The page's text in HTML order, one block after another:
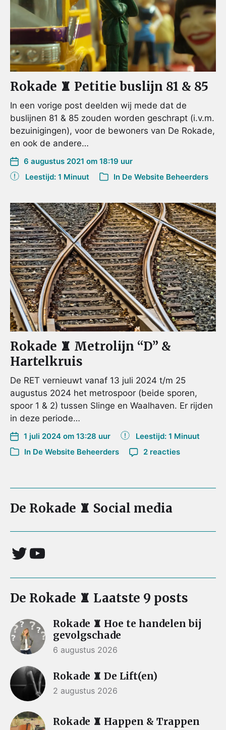
Rokade ♜ Petitie buslijn 81 & 85
In een vorige post deelden wij mede dat de
buslijnen 81 & 85 zouden worden geschrapt (i.v.m.
bezuinigingen), voor de bewoners van De Rokade,
en ook de andere…
6 augustus 2021 om 18:19 uur
Leestijd: 1 Minuut
In De Website Beheerders
Rokade ♜ Metrolijn “D” &
Hartelkruis
De RET vernieuwt vanaf 13 juli 2024 t/m 25
augustus 2024 het metrospoor (beide sporen,
spoor 1 & 2) tussen Slinge en Waalhaven. Er rijden
in deze periode…
1 juli 2024 om 13:28 uur
Leestijd: 1 Minuut
In De Website Beheerders 2 reacties
De Rokade ♜ Social media
De Rokade ♜ Laatste 9 posts
Rokade ♜ Hoe te handelen bij
gevolgschade
6 augustus 2026
Rokade ♜ De Lift(en)
2 augustus 2026
Rokade ♜ Happen & Trappen